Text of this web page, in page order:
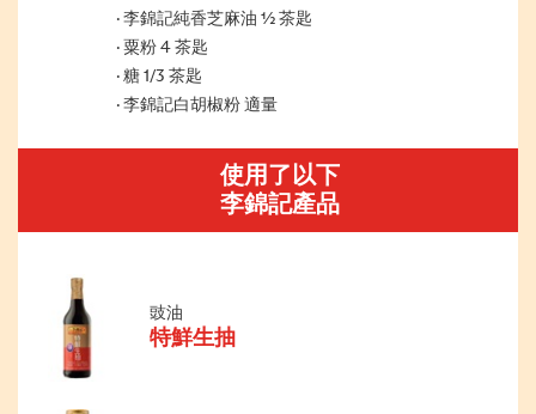
李錦記純香芝麻油 ½ 茶匙
粟粉 4 茶匙
糖 1/3 茶匙
李錦記白胡椒粉 適量
使用了以下
李錦記產品
豉油
特鮮生抽